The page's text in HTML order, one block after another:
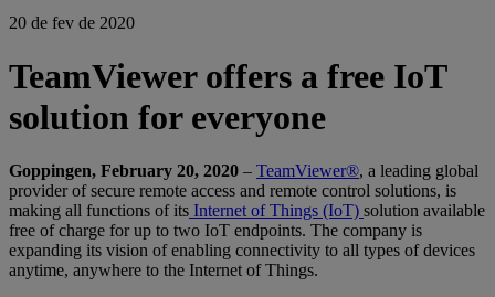
20 de fev de 2020
TeamViewer offers a free IoT
solution for everyone
Goppingen, February 20, 2020 – TeamViewer®, a leading global
provider of secure remote access and remote control solutions, is
making all functions of its Internet of Things (IoT) solution available
free of charge for up to two IoT endpoints. The company is
expanding its vision of enabling connectivity to all types of devices
anytime, anywhere to the Internet of Things.